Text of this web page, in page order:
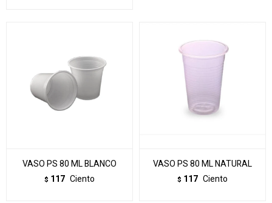
VASO PS 80 ML BLANCO
$ 117 Ciento
VASO PS 80 ML NATURAL
$ 117 Ciento